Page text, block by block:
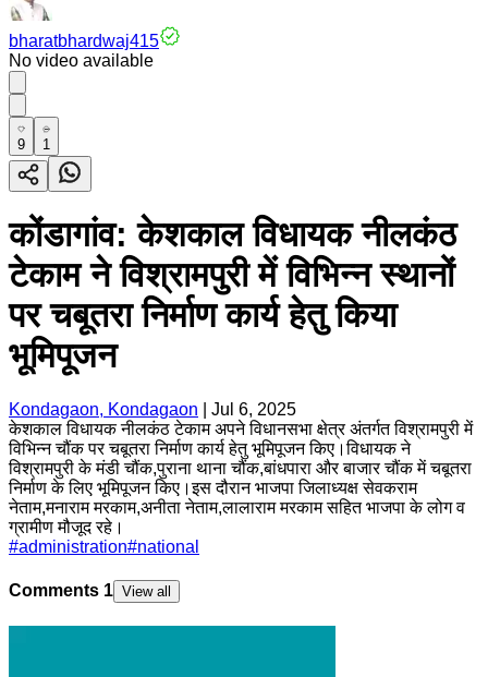
bharatbhardwaj415
No video available
9 1
कोंडागांव: केशकाल विधायक नीलकंठ
टेकाम ने विश्रामपुरी में विभिन्न स्थानों
पर चबूतरा निर्माण कार्य हेतु किया
भूमिपूजन
Kondagaon, Kondagaon
Jul 6, 2025
केशकाल विधायक नीलकंठ टेकाम अपने विधानसभा क्षेत्र अंतर्गत विश्रामपुरी में
विभिन्न चौंक पर चबूतरा निर्माण कार्य हेतु भूमिपूजन किए।विधायक ने
विश्रामपुरी के मंडी चौंक,पुराना थाना चौंक,बांधपारा और बाजार चौंक में चबूतरा
निर्माण के लिए भूमिपूजन किए।इस दौरान भाजपा जिलाध्यक्ष सेवकराम
नेताम,मनाराम मरकाम,अनीता नेताम,लालाराम मरकाम सहित भाजपा के लोग व
ग्रामीण मौजूद रहे।
#administration#national
Comments 1 View all